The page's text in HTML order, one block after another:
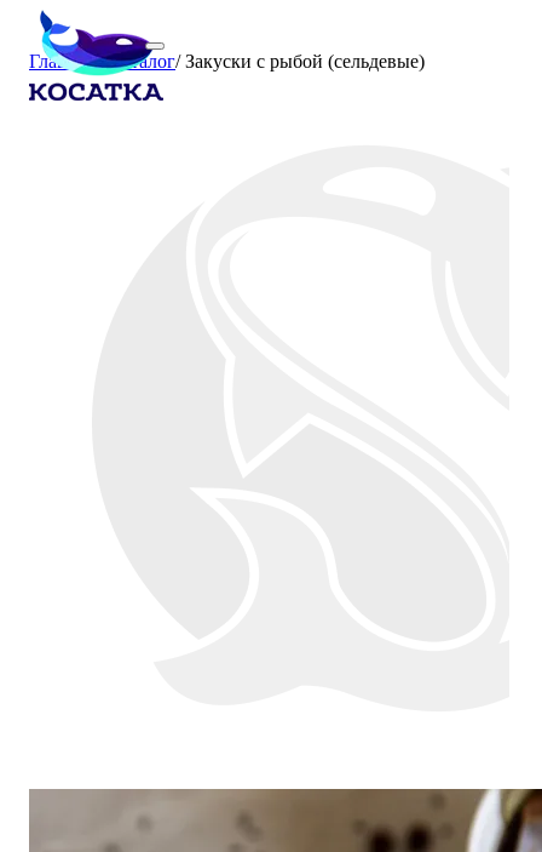
Главная/Каталог/Закуски с рыбой (сельдевые)